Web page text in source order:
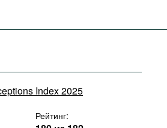
Index 2025
Рейтинг: